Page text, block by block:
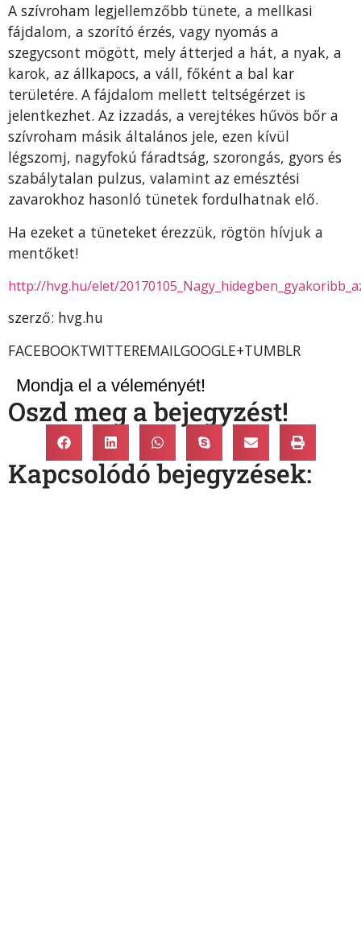
A szívroham legjellemzőbb tünete, a mellkasi
fájdalom, a szorító érzés, vagy nyomás a
szegycsont mögött, mely átterjed a hát, a nyak, a
karok, az állkapocs, a váll, főként a bal kar
területére. A fájdalom mellett teltségérzet is
jelentkezhet. Az izzadás, a verejtékes hűvös bőr a
szívroham másik általános jele, ezen kívül
légszomj, nagyfokú fáradtság, szorongás, gyors és
szabálytalan pulzus, valamint az emésztési
zavarokhoz hasonló tünetek fordulhatnak elő.
Ha ezeket a tüneteket érezzük, rögtön hívjuk a
mentőket!
http://hvg.hu/elet/
szerző: hvg.hu
FACEBOOKTWITTEREMAILGOOGLE+TUMBLR
Mondja el a véleményét!
Oszd meg a bejegyzést!
Kapcsolódó bejegyzések: